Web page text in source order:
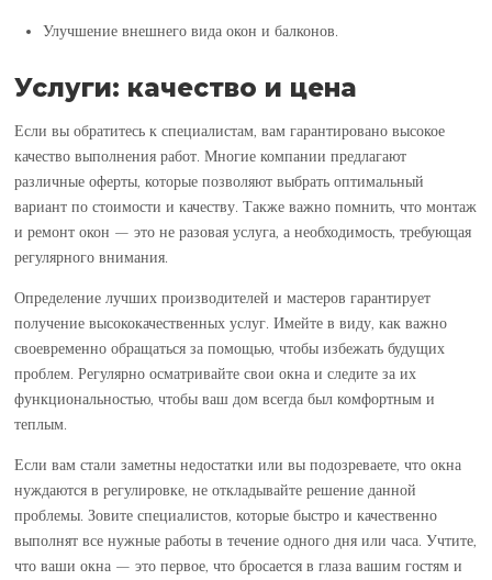
Улучшение внешнего вида окон и балконов.
Услуги: качество и цена
Если вы обратитесь к специалистам, вам гарантировано высокое
качество выполнения работ. Многие компании предлагают
различные оферты, которые позволяют выбрать оптимальный
вариант по стоимости и качеству. Также важно помнить, что монтаж
и ремонт окон — это не разовая услуга, а необходимость, требующая
регулярного внимания.
Определение лучших производителей и мастеров гарантирует
получение высококачественных услуг. Имейте в виду, как важно
своевременно обращаться за помощью, чтобы избежать будущих
проблем. Регулярно осматривайте свои окна и следите за их
функциональностью, чтобы ваш дом всегда был комфортным и
теплым.
Если вам стали заметны недостатки или вы подозреваете, что окна
нуждаются в регулировке, не откладывайте решение данной
проблемы. Зовите специалистов, которые быстро и качественно
выполнят все нужные работы в течение одного дня или часа. Учтите,
что ваши окна — это первое, что бросается в глаза вашим гостям и